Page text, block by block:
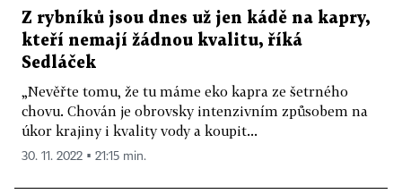
Z rybníků jsou dnes už jen kádě na kapry,
kteří nemají žádnou kvalitu, říká
Sedláček
„Nevěřte tomu, že tu máme eko kapra ze šetrného
chovu. Chován je obrovsky intenzivním způsobem na
úkor krajiny i kvality vody a koupit...
30. 11. 2022 ▪ 21:15 min.